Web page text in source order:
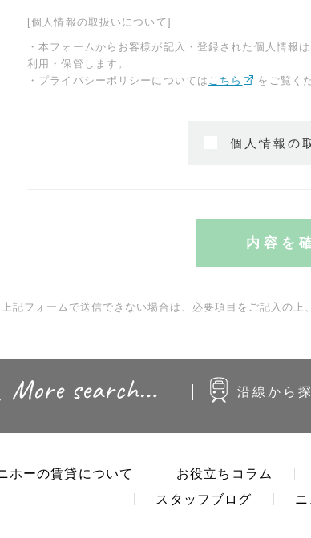
[個人情報の取扱いについて]
・本フォームからお客様が記入・登録された個人情
利用・保管します。
・プライバシーポリシーについては こちら をご覧く
個人情報の
内容を
上記フォームで送信できない場合は、必要項目をご記入の上
沿線から
ホーの賃貸について お役立ちコラム
スタッフブログ